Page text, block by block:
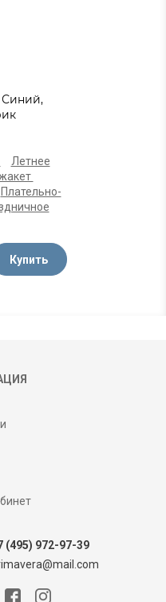
Синий,
Летнее
Плательно-
Купить
(495) 972-97-39